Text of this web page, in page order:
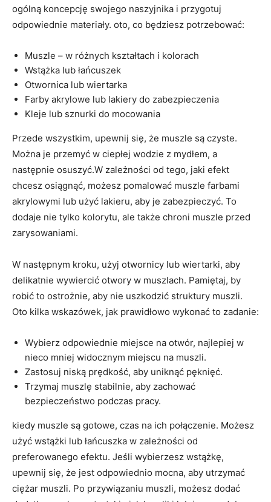
ogólną koncepcję swojego naszyjnika i przygotuj
odpowiednie materiały. oto, co będziesz potrzebować:
Muszle – w różnych kształtach i kolorach
Wstążka lub łańcuszek
Otwornica lub wiertarka
Farby akrylowe lub lakiery do zabezpieczenia
Kleje lub sznurki do mocowania
Przede wszystkim, upewnij się, że muszle są czyste.
Można je przemyć w ciepłej wodzie z mydłem, a
następnie osuszyć.W zależności od tego, jaki efekt
chcesz osiągnąć, możesz pomalować muszle farbami
akrylowymi lub użyć lakieru, aby je zabezpieczyć. To
dodaje nie tylko kolorytu, ale także chroni muszle przed
zarysowaniami.
W następnym kroku, użyj otwornicy lub wiertarki, aby
delikatnie wywiercić otwory w muszlach. Pamiętaj, by
robić to ostrożnie, aby nie uszkodzić struktury muszli.
Oto kilka wskazówek, jak prawidłowo wykonać to zadanie:
Wybierz odpowiednie miejsce na otwór, najlepiej w
nieco mniej widocznym miejscu na muszli.
Zastosuj niską prędkość, aby uniknąć pęknięć.
Trzymaj muszlę stabilnie, aby zachować
bezpieczeństwo podczas pracy.
kiedy muszle są gotowe, czas na ich połączenie. Możesz
użyć wstążki lub łańcuszka w zależności od
preferowanego efektu. Jeśli wybierzesz wstążkę,
upewnij się, że jest odpowiednio mocna, aby utrzymać
ciężar muszli. Po przywiązaniu muszli, możesz dodać